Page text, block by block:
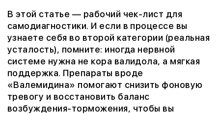
В этой статье — рабочий чек-лист для
самодиагностики. И если в процессе вы
узнаете себя во второй категории (реальная
усталость), помните: иногда нервной
системе нужна не кора валидола, а мягкая
поддержка. Препараты вроде
«Валемидина» помогают снизить фоновую
тревогу и восстановить баланс
возбуждения-торможения, чтобы вы